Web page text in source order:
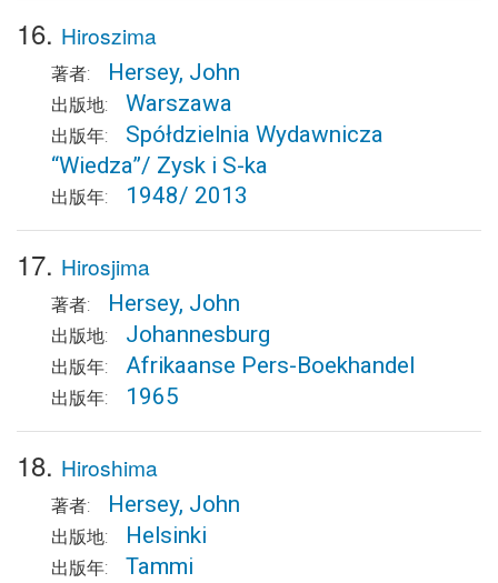
16. Hiroszima
著者: Hersey, John
出版地: Warszawa
出版年:
Spółdzielnia Wydawnicza
“Wiedza”/ Zysk i S-ka
出版年: 1948/ 2013
17. Hirosjima
著者: Hersey, John
出版地: Johannesburg
出版年: Afrikaanse Pers-Boekhandel
出版年: 1965
18. Hiroshima
著者: Hersey, John
出版地: Helsinki
出版年: Tammi